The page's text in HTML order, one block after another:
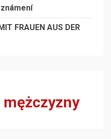
í
FRAUEN AUS DER